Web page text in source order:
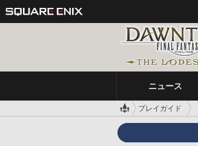
ニュース
プレイガイド